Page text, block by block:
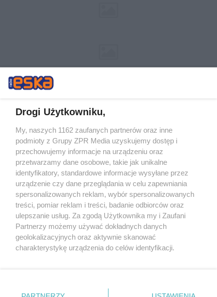
Żaden utwór zamieszczony w serwisie nie może być powielany i
rozpowszechniany lub dalej rozpowszechniany w jakikolwiek sposób (w
tym także elektroniczny lub mechaniczny) na jakimkolwiek polu
eksploatacji w jakiejkolwiek formie, włącznie z umieszczaniem w
Internecie bez pisemnej zgody właściciela praw. Jakiekolwiek użycie lub
wykorzystanie utworów w całości lub w części z naruszeniem prawa,
tzn. bez właściwej zgody, jest zabronione pod groźbą kary i może być
ścigane prawnie.
Drogi Użytkowniku,
My, naszych 1162 zaufanych partnerów oraz inne
podmioty z Grupy ZPR Media uzyskujemy dostęp i
przechowujemy informacje na urządzeniu oraz
przetwarzamy dane osobowe, takie jak unikalne
identyfikatory, standardowe informacje wysyłane przez
urządzenie czy dane przeglądania w celu zapewniania
spersonalizowanych reklam, wybór spersonalizowanych
treści, pomiar reklam i treści, badanie odbiorców oraz
ulepszanie usług. Za zgodą Użytkownika my i Zaufani
Partnerzy możemy używać dokładnych danych
geolokalizacyjnych oraz aktywnie skanować
charakterystykę urządzenia do celów identyfikacji.
zmienić/wycofać klikając przycisk ustawień prywatności